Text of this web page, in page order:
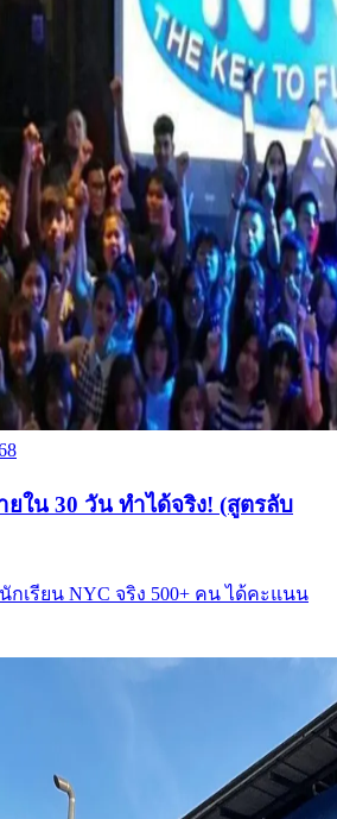
ยใน 30 วัน ทำได้จริง! (สูตรลับ
กเรียน NYC จริง 500+ คน ได้คะแนน